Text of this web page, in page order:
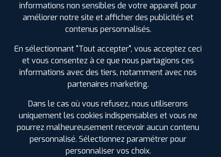
2
40 RUE DE LA STRASBOURGEOISE54300
REHAINVILLER
0383743982
HORAIRES | +D'INFOS
3
PROFIL PLUS LUXEUIL LES BAINS
29 RUE DES MARTYRS DE LA RÉSISTANCE 70300
LUXEUIL LES BAINS
informations non sensibles de votre appareil pour
améliorer notre site et afficher des publicités et
contenus personnalisés.
En sélectionnant "Tout accepter", vous acceptez ceci
et vous consentez à ce que nous partagions ces
informations avec des tiers, notamment avec nos
partenaires marketing.
Dans le cas où vous refusez, nous utiliserons
uniquement les cookies indispensables et vous ne
pourrez malheureusement recevoir aucun contenu
personnalisé. Sélectionnez paramétrer pour
personnaliser vos choix.